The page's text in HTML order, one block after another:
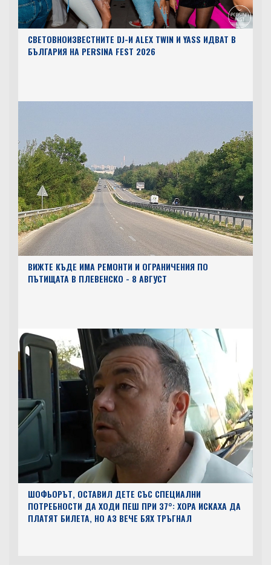
СВЕТОВНОИЗВЕСТНИТЕ DJ-И ALEX TWIN И YASS ИДВАТ В
БЪЛГАРИЯ НА PERSINA FEST 2026
ВИЖТЕ КЪДЕ ИМА РЕМОНТИ И ОГРАНИЧЕНИЯ ПО
ПЪТИЩАТА В ПЛЕВЕНСКО - 8 АВГУСТ
ШОФЬОРЪТ, ОСТАВИЛ ДЕТЕ СЪС СПЕЦИАЛНИ
ПОТРЕБНОСТИ ДА ХОДИ ПЕШ ПРИ 37°: ХОРА ИСКАХА ДА
ПЛАТЯТ БИЛЕТА, НО АЗ ВЕЧЕ БЯХ ТРЪГНАЛ